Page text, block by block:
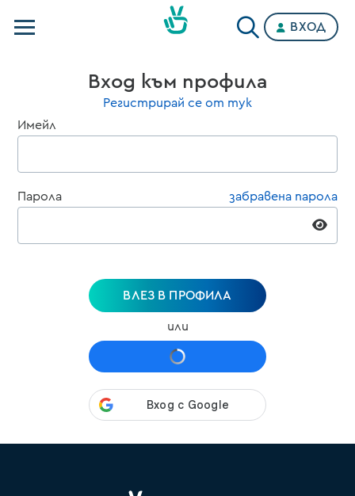
Категории
ВХОД
Вход към профила
Регистрирай се от тук
Имейл
Парола забравена парола
ВЛЕЗ В ПРОФИЛА
или